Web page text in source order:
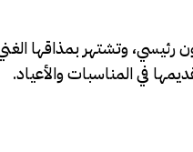
وتشتهر بمذاقها
في المناسبات والأعياد.